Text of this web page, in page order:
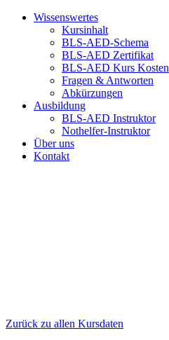
Wissenswertes
Kursinhalt
BLS-AED-Schema
BLS-AED Zertifikat
BLS-AED Kurs Kosten
Fragen & Antworten
Abkürzungen
Ausbildung
BLS-AED Instruktor
Nothelfer-Instruktor
Über uns
Kontakt
Zurück zu allen Kursdaten